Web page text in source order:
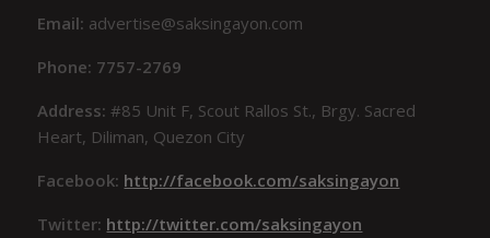
Email: advertise@saksingayon.com
Phone: 7757-2769
Address:#85 Unit F, Scout Rallos St., Brgy. Sacred
Heart, Diliman, Quezon City
Facebook: http://facebook.com/saksingayon
Twitter: http://twitter.com/saksingayon